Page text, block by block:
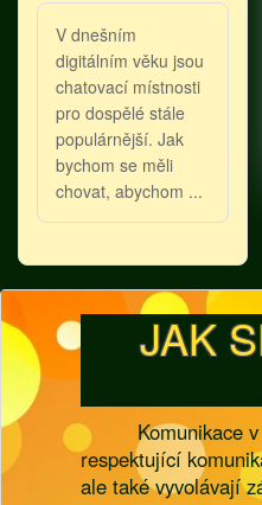
V dnešním
digitálním věku jsou
chatovací místnosti
pro dospělé stále
populárnější. Jak
bychom se měli
chovat, abychom ...
JAK
Komunikace
respektující
ale také vyvolávají